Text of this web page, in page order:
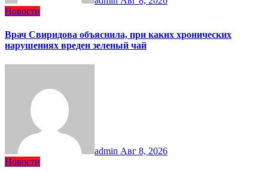
Новости
Врач Свиридова объяснила, при каких хронических
нарушениях вреден зеленый чай
admin Авг 8, 2026
Новости